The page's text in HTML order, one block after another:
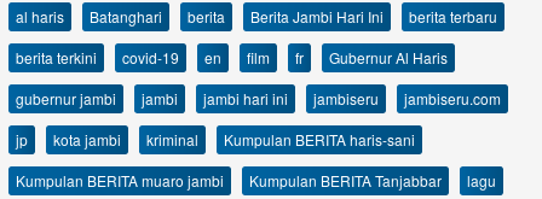
al haris Batanghari berita Berita Jambi Hari Ini
berita terbaru
berita terkini
covid-19 en film fr
Gubernur Al Haris
gubernur jambi
jambi jambi hari ini jambiseru
jambiseru.com
jp
kota jambi kriminal
Kumpulan BERITA haris-sani
Kumpulan BERITA muaro jambi
Kumpulan BERITA Tanjabbar
lagu